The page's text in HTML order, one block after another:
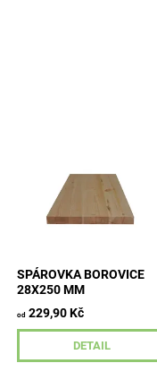
průběžná lamela kvalita
SPÁROVKA BOROVICE
28X250 MM
od 229,90 Kč
DETAIL